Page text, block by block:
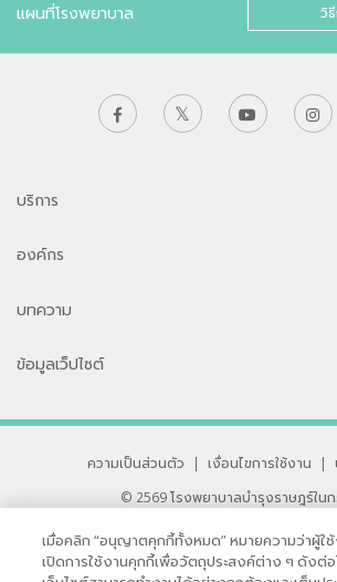
แผนที่โรงพยาบาล วิ
บริการ
องค์กร
บทความ
ข้อมูลเว็ปไซต์
ความเป็นส่วนตัว | เงื่อนไขการใช้งาน |
© 2569 โรงพยาบาลบำรุงราษฎร์ใน
33 สุขุมวิท ซอย 3 เขตวัฒนา กรุงเทพ 10110
หากท่านมีข้อคิดเห็นหรือปัญหาในการใช้เว็
เมื่อคลิก “อนุญาตคุกกี้ทั้งหมด” หมายความว่าผู้ใ
เปิดการใช้งานคุกกี้เพื่อวัตถุประสงค์ต่าง ๆ ดังต่อ